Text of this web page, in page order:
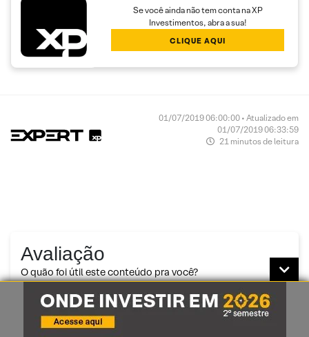
Se você ainda não tem conta na XP
Investimentos, abra a sua!
CLIQUE AQUI
01/07/2019 06:00:00 • Atualizado em
01/07/2019 06:33:59
21 minutos de leitura
Avaliação
O quão foi útil este conteúdo pra você?